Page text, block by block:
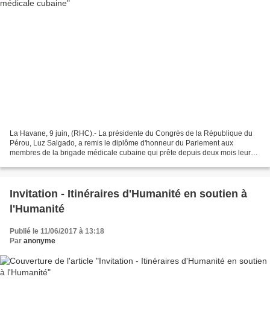
La Havane, 9 juin, (RHC).- La présidente du Congrès de la République du
Pérou, Luz Salgado, a remis le diplôme d'honneur du Parlement aux
membres de la brigade médicale cubaine qui prête depuis deux mois leurs
Invitation - Itinéraires d'Humanité en soutien à
l'Humanité
Publié le 11/06/2017 à 13:18
Par anonyme